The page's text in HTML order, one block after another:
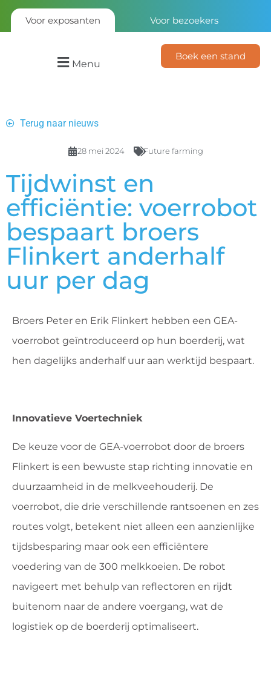
Voor exposanten Voor bezoekers
Menu
Boek een stand
Terug naar nieuws
28 mei 2024 Future farming
Tijdwinst en
efficiëntie: voerrobot
bespaart broers
Flinkert anderhalf
uur per dag
Broers Peter en Erik Flinkert hebben een GEA-
voerrobot geïntroduceerd op hun boerderij, wat
hen dagelijks anderhalf uur aan werktijd bespaart.
Innovatieve Voertechniek
De keuze voor de GEA-voerrobot door de broers
Flinkert is een bewuste stap richting innovatie en
duurzaamheid in de melkveehouderij. De
voerrobot, die drie verschillende rantsoenen en zes
routes volgt, betekent niet alleen een aanzienlijke
tijdsbesparing maar ook een efficiëntere
voedering van de 300 melkkoeien. De robot
navigeert met behulp van reflectoren en rijdt
buitenom naar de andere voergang, wat de
logistiek op de boerderij optimaliseert.